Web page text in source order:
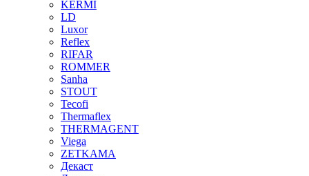
KERMI
LD
Luxor
Reflex
RIFAR
ROMMER
Sanha
STOUT
Tecofi
Thermaflex
THERMAGENT
Viega
ZETKAMA
Декаст